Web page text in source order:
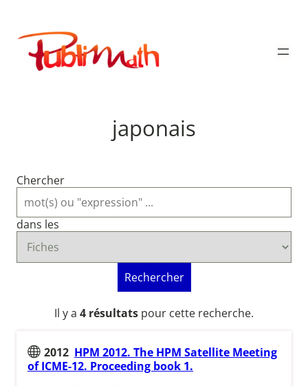
contenu
Publimath
japonais
Chercher
dans les
Rechercher
Il y a 4 résultats pour cette recherche.
2012 HPM 2012. The HPM Satellite Meeting
of ICME-12. Proceeding book 1.